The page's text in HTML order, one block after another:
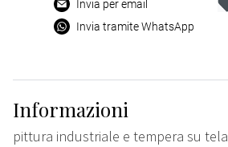
Invia per email
Invia tramite WhatsApp
Informazioni
pittura industriale e tempera su tela